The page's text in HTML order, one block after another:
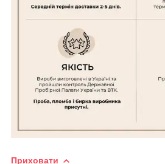
Приховати